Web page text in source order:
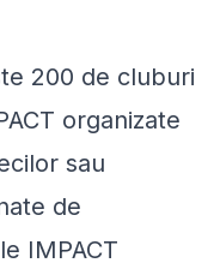
200 de cluburi
organizate
sau
de
IMPACT